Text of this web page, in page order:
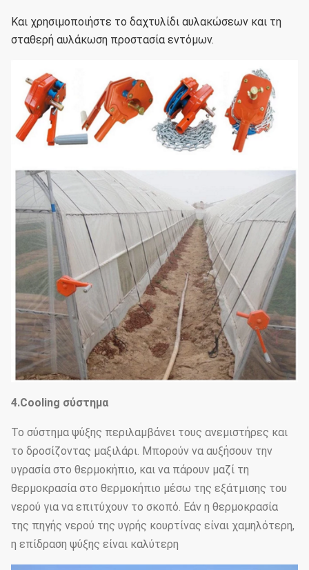
Και χρησιμοποιήστε το δαχτυλίδι αυλακώσεων και τη
σταθερή αυλάκωση προστασία εντόμων.
4.Cooling σύστημα
Το σύστημα ψύξης περιλαμβάνει τους ανεμιστήρες και
το δροσίζοντας μαξιλάρι. Μπορούν να αυξήσουν την
υγρασία στο θερμοκήπιο, και να πάρουν μαζί τη
θερμοκρασία στο θερμοκήπιο μέσω της εξάτμισης του
νερού για να επιτύχουν το σκοπό. Εάν η θερμοκρασία
της πηγής νερού της υγρής κουρτίνας είναι χαμηλότερη,
η επίδραση ψύξης είναι καλύτερη